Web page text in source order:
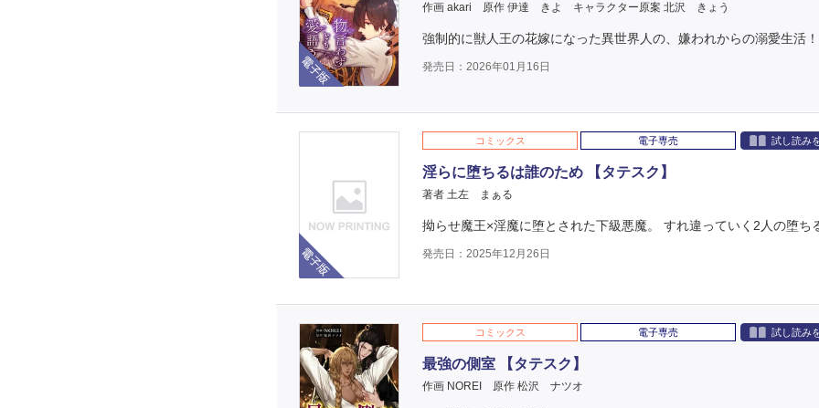
電子版
作画 akari 原作 伊達 きよ キャラクター原案 北沢 きょう
強制的に獣人王の花嫁になった異世界人の、嫌われからの溺愛生活！
発売日：2026年01月16日
コミックス 電子専売 試し読み
淫らに堕ちるは誰のため 【タテスク】
著者 土左 まぁる
拗らせ魔王×淫魔に堕とされた下級悪魔。 すれ違っていく2人の堕
発売日：2025年12月26日
コミックス 電子専売 試し読み
最強の側室 【タテスク】
作画 NOREI 原作 松沢 ナツオ